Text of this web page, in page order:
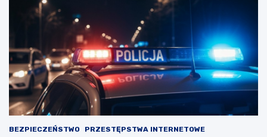
BEZPIECZEŃSTWO PRZESTĘPSTWA INTERNETOWE